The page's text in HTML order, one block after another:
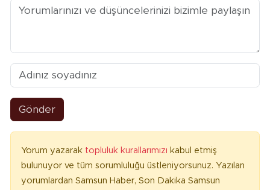
Gönder
Yorum yazarak topluluk kurallarımızı kabul etmiş
bulunuyor ve tüm sorumluluğu üstleniyorsunuz. Yazılan
yorumlardan Samsun Haber, Son Dakika Samsun